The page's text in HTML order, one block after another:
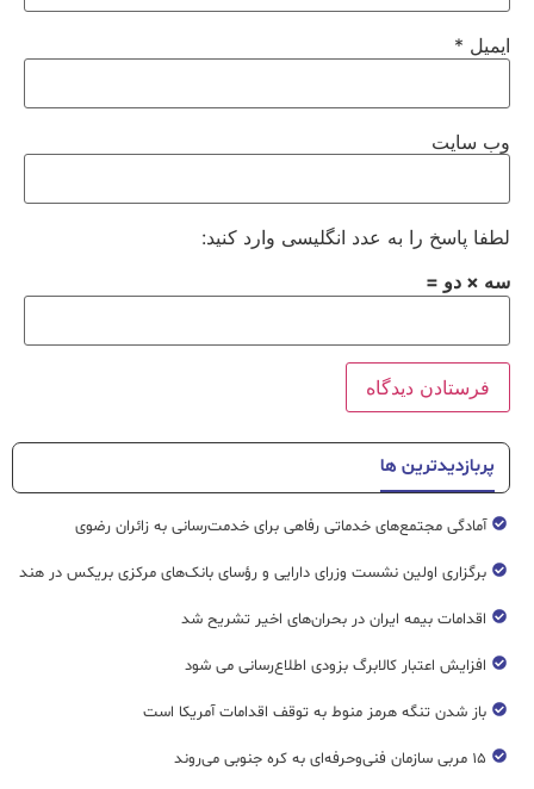
ایمیل *
وب‌ سایت
لطفا پاسخ را به عدد انگلیسی وارد کنید:
سه × دو =
پربازدیدترین ها
آمادگی مجتمع‌های خدماتی رفاهی برای خدمت‌رسانی به زائران رضوی
برگزاری اولین نشست وزرای دارایی و رؤسای بانک‌های مرکزی بریکس در هند
اقدامات بیمه ایران در بحران‌های اخیر تشریح شد
افزایش اعتبار کالابرگ بزودی اطلاع‌رسانی می شود
باز شدن تنگه هرمز منوط به توقف اقدامات آمریکا است
۱۵ مربی سازمان فنی‌وحرفه‌ای به کره جنوبی می‌روند